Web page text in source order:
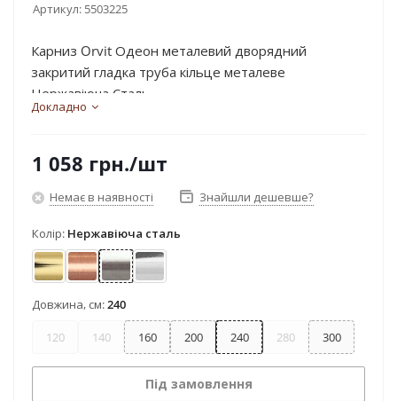
Артикул: 5503225
Карниз Orvit Одеон металевий дворядний
закритий гладка труба кільце металеве
Нержавіюча Сталь...
Докладно
1 058 грн./шт
Немає в наявності Знайшли дешевше?
Колір: Нержавіюча сталь
ЗолотоМідьНержавіюча сталь
Хром
Довжина, см:240
120 140 160 200 240 280 300
Під замовлення